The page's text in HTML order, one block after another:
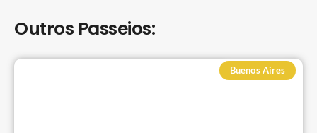
Outros Passeios:
Buenos Aires